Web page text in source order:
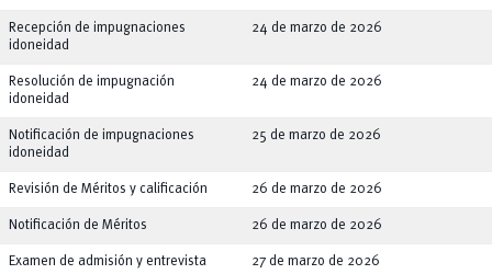
Recepción de impugnaciones
idoneidad
24 de marzo de 2026
Resolución de impugnación
idoneidad
24 de marzo de 2026
Notificación de impugnaciones
idoneidad
25 de marzo de 2026
Revisión de Méritos y calificación 26 de marzo de 2026
Notificación de Méritos 26 de marzo de 2026
Examen de admisión y entrevista 27 de marzo de 2026